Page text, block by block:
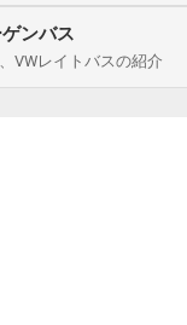
ンバス
VWレイトバスの紹介